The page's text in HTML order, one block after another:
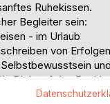
Ruhekissen.
Begleiter sein:
- im Urlaub
von
Dich auf das
an Deine eigenen